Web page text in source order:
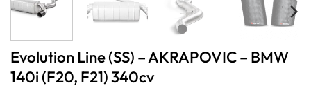
Evolution Line (SS) – AKRAPOVIC – BMW
140i (F20, F21) 340cv